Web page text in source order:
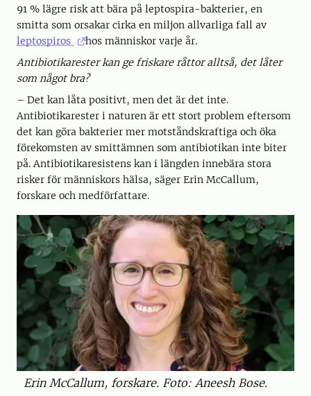
91 % lägre risk att bära på leptospira-bakterier, en
smitta som orsakar cirka en miljon allvarliga fall av
leptospiros
hos människor varje år.
Antibiotikarester kan ge friskare råttor alltså, det låter
som något bra?
– Det kan låta positivt, men det är det inte.
Antibiotikarester i naturen är ett stort problem eftersom
det kan göra bakterier mer motståndskraftiga och öka
förekomsten av smittämnen som antibiotikan inte biter
på. Antibiotikaresistens kan i längden innebära stora
risker för människors hälsa, säger Erin McCallum,
forskare och medförfattare.
Erin McCallum, forskare. Foto: Aneesh Bose.